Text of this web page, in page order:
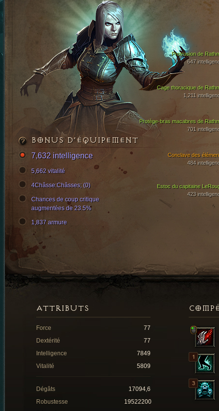
Cage thoracique de
1,211
Protège-bras macabres de
701
Protrusion de
647
Estoc du capitaine
423
Conclave des
484
BONUS D’ÉQUIPEMENT
7,632 intelligence
5,662 vitalité
4Châsse:Châsses; (0)
Chances de coup critique
augmentées de 23.5%
1,837 armure
ATTRIBUTS
Force
77
Dextérité
77
Intelligence
7849
Vitalité
5809
Dégâts
17094,6
Robustesse
19522200